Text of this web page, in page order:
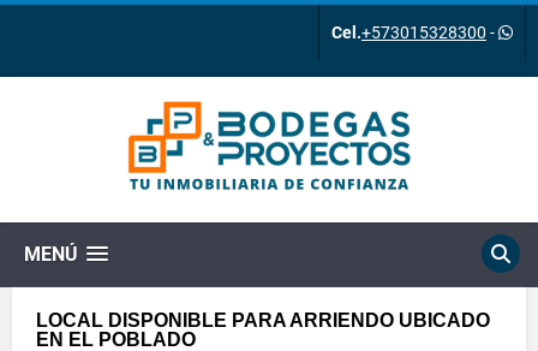
Cel.+573015328300 -
MENÚ
LOCAL DISPONIBLE PARA ARRIENDO UBICADO
EN EL POBLADO